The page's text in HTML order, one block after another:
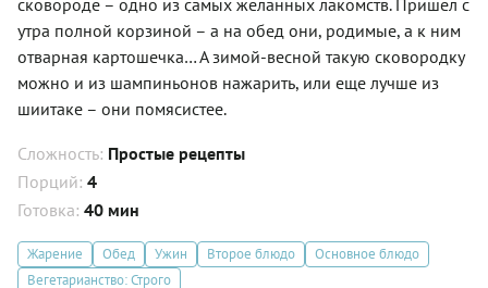
утра полной корзиной – а на обед они, родимые, а к ним
отварная картошечка… А зимой-весной такую сковородку
можно и из шампиньонов нажарить, или еще лучше из
шиитаке – они помясистее.
Сложность: Простые рецепты
Порций: 4
Готовка: 40 мин
Жарение Обед Ужин Второе блюдо
Основное блюдо
Вегетарианство: Строго